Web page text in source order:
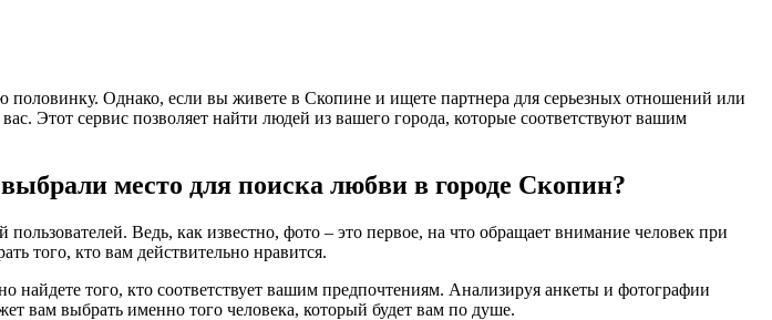
Однако, если вы живете в Скопине и ищете партнера для серьезных отношений или
Этот сервис позволяет найти людей из вашего города, которые соответствуют вашим
место для поиска любви в городе Скопин?
Ведь, как известно, фото – это первое, на что обращает внимание человек при
того, кто вам действительно нравится.
найдете того, кто соответствует вашим предпочтениям. Анализируя анкеты и фотографии
вам выбрать именно того человека, который будет вам по душе.